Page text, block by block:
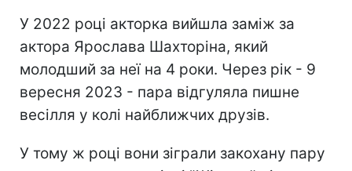
У 2022 році акторка вийшла заміж за
актора Ярослава Шахторіна, який
молодший за неї на 4 роки. Через рік - 9
вересня 2023 - пара відгуляла пишне
весілля у колі найближчих друзів.
У тому ж році вони зіграли закохану пару